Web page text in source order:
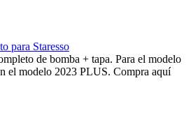
para Staresso
de bomba + tapa. Para el modelo
el modelo 2023 PLUS. Compra aquí